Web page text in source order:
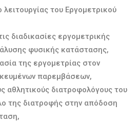
του Εργομετρικού
διαδικασίες εργομετρικής
φυσικής κατάστασης,
της εργομετρίας στον
παρεμβάσεων,
αθλητικούς διατροφολόγους του
της διατροφής στην απόδοση